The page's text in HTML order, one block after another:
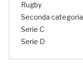
Rugby
Seconda categoria
Serie C
Serie D